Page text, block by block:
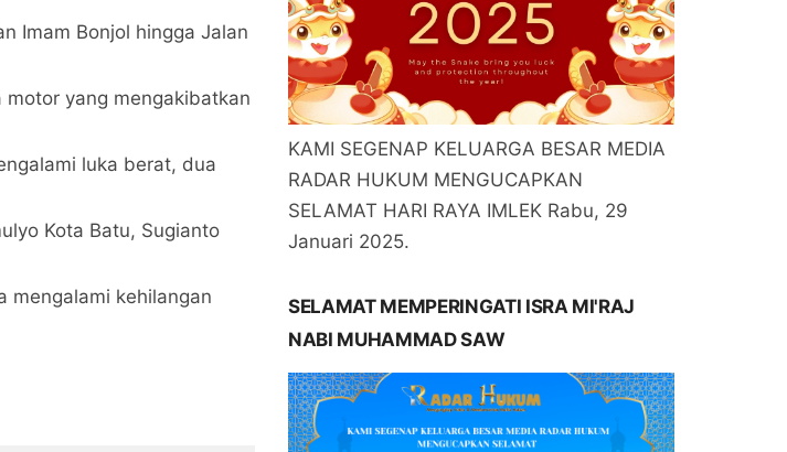
Imam Bonjol hingga Jalan
yang mengakibatkan
luka berat, dua
Kota Batu, Sugianto
mengalami kehilangan
KAMI SEGENAP KELUARGA BESAR MEDIA
RADAR HUKUM MENGUCAPKAN
SELAMAT HARI RAYA IMLEK Rabu, 29
Januari 2025.
SELAMAT MEMPERINGATI ISRA MI'RAJ
NABI MUHAMMAD SAW